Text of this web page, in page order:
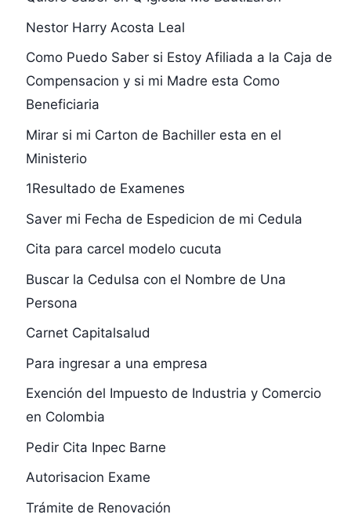
Nestor Harry Acosta Leal
Como Puedo Saber si Estoy Afiliada a la Caja de
Compensacion y si mi Madre esta Como
Beneficiaria
Mirar si mi Carton de Bachiller esta en el
Ministerio
1Resultado de Examenes
Saver mi Fecha de Espedicion de mi Cedula
Cita para carcel modelo cucuta
Buscar la Cedulsa con el Nombre de Una
Persona
Carnet Capitalsalud
Para ingresar a una empresa
Exención del Impuesto de Industria y Comercio
en Colombia
Pedir Cita Inpec Barne
Autorisacion Exame
Trámite de Renovación